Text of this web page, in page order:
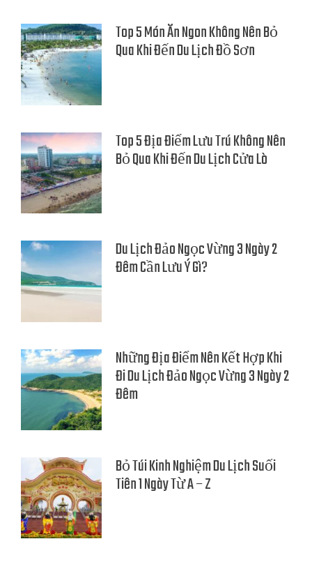
Top 5 Món Ăn Ngon Không Nên Bỏ
Qua Khi Đến Du Lịch Đồ Sơn
Top 5 Địa Điểm Lưu Trú Không Nên
Bỏ Qua Khi Đến Du Lịch Cửa Lò
Du Lịch Đảo Ngọc Vừng 3 Ngày 2
Đêm Cần Lưu Ý Gì?
Những Địa Điểm Nên Kết Hợp Khi
Đi Du Lịch Đảo Ngọc Vừng 3 Ngày 2
Đêm
Bỏ Túi Kinh Nghiệm Du Lịch Suối
Tiên 1 Ngày Từ A – Z